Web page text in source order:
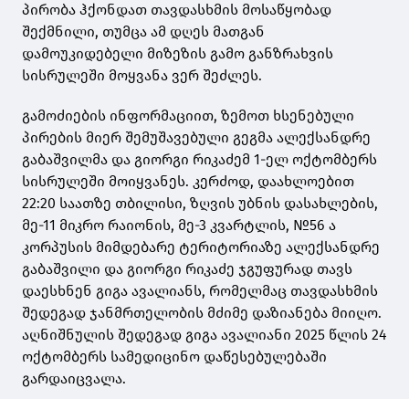
პირობა ჰქონდათ თავდასხმის მოსაწყობად
შექმნილი, თუმცა ამ დღეს მათგან
დამოუკიდებელი მიზეზის გამო განზრახვის
სისრულეში მოყვანა ვერ შეძლეს.
გამოძიების ინფორმაციით, ზემოთ ხსენებული
პირების მიერ შემუშავებული გეგმა ალექსანდრე
გაბაშვილმა და გიორგი რიკაძემ 1-ელ ოქტომბერს
სისრულეში მოიყვანეს. კერძოდ, დაახლოებით
22:20 საათზე თბილისი, ზღვის უბნის დასახლების,
მე-11 მიკრო რაიონის, მე-3 კვარტლის, №56 ა
კორპუსის მიმდებარე ტერიტორიაზე ალექსანდრე
გაბაშვილი და გიორგი რიკაძე ჯგუფურად თავს
დაესხნენ გიგა ავალიანს, რომელმაც თავდასხმის
შედეგად ჯანმრთელობის მძიმე დაზიანება მიიღო.
აღნიშნულის შედეგად გიგა ავალიანი 2025 წლის 24
ოქტომბერს სამედიცინო დაწესებულებაში
გარდაიცვალა.